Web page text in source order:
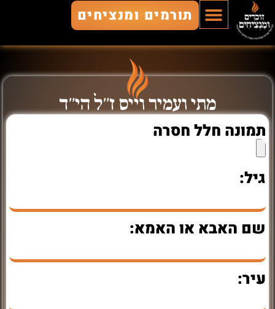
תורמים ומנציחים
מתי ועמיר וייס ז"ל הי"ד
תמונה חלל חסרה
גיל:
שם האבא או האמא:
עיר: